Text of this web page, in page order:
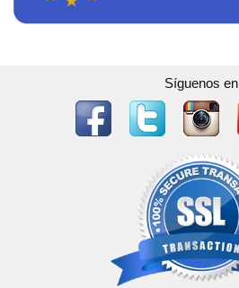
Síguenos en